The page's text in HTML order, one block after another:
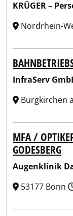
KRÜGER –
Nordrhein-
InfraServ
Burgkirchen
MFA /
GODESBERG
Augenklinik
53177 Bonn